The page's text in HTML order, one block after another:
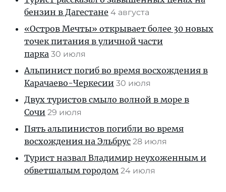
бензин в Дагестане 4 августа
«Остров Мечты» открывает более 30 новых
точек питания в уличной части
парка 30 июля
Альпинист погиб во время восхождения в
Карачаево-Черкесии 30 июля
Двух туристов смыло волной в море в
Сочи 29 июля
Пять альпинистов погибли во время
восхождения на Эльбрус 28 июля
Турист назвал Владимир неухоженным и
обветшалым городом 24 июля